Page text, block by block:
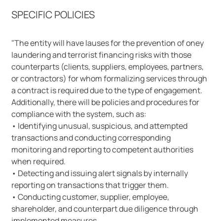
SPECIFIC POLICIES
"The entity will have lauses for the prevention of oney
laundering and terrorist financing risks with those
counterparts (clients, suppliers, employees, partners,
or contractors) for whom formalizing services through
a contract is required due to the type of engagement.
Additionally, there will be policies and procedures for
compliance with the system, such as:
• Identifying unusual, suspicious, and attempted
transactions and conducting corresponding
monitoring and reporting to competent authorities
when required.
• Detecting and issuing alert signals by internally
reporting on transactions that trigger them.
• Conducting customer, supplier, employee,
shareholder, and counterpart due diligence through